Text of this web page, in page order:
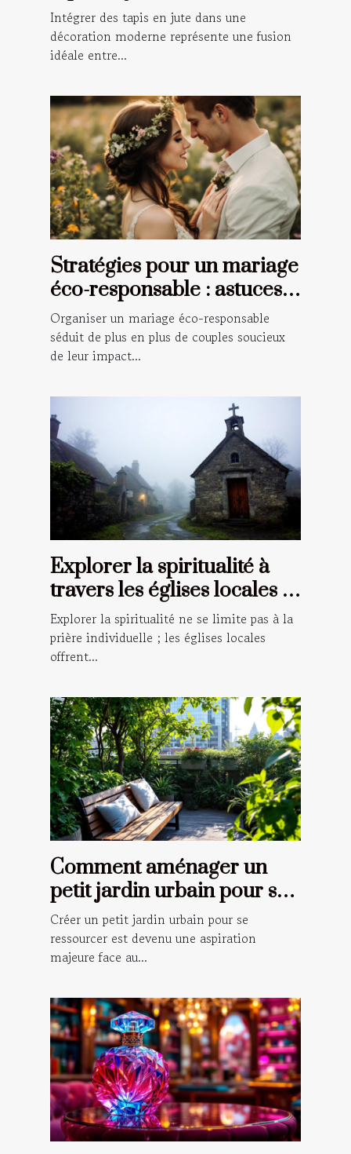
décoration moderne ?
Intégrer des tapis en jute dans une
décoration moderne représente une fusion
idéale entre...
Stratégies pour un mariage
éco-responsable : astuces
et conseils
Organiser un mariage éco-responsable
séduit de plus en plus de couples soucieux
de leur impact...
Explorer la spiritualité à
travers les églises locales :
un guide pour les croyants
Explorer la spiritualité ne se limite pas à la
prière individuelle ; les églises locales
offrent...
Comment aménager un
petit jardin urbain pour se
ressourcer ?
Créer un petit jardin urbain pour se
ressourcer est devenu une aspiration
majeure face au...